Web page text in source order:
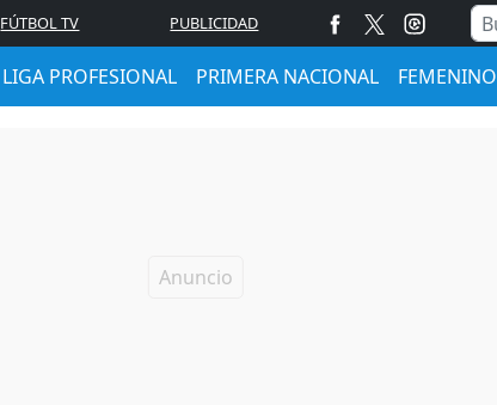
FÚTBOL TV PUBLICIDAD
LIGA PROFESIONAL PRIMERA NACIONAL FEMENINO